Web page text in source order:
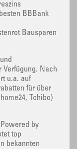
BBBank
Bausparen
Verfügung. Nach
u.a. auf
für über
Tchibo)
by
top
bekannten